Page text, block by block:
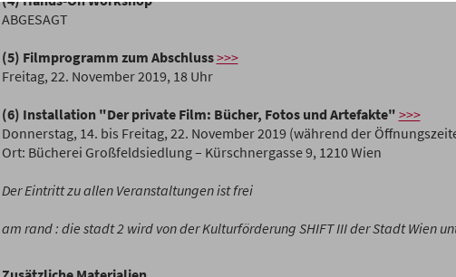
ABGESAGT
(5) Filmprogramm zum Abschluss>>>
Freitag, 22. November 2019, 18 Uhr
(6) Installation "Der private Film: Bücher, Fotos und Artefakte" >>>
Donnerstag, 14. bis Freitag, 22. November 2019 (während der
Ort: Bücherei Großfeldsiedlung – Kürschnergasse 9, 1210 Wien
Der Eintritt zu allen Veranstaltungen ist frei
am rand : die stadt 2 wird von der Kulturförderung SHIFT III der Stadt Wien